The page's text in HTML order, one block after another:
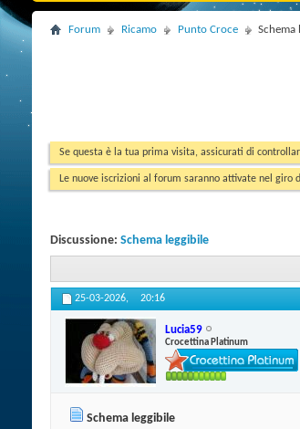
Forum Ricamo Punto Croce Schema
Se questa è la tua prima visita, assicurati di
Le nuove iscrizioni al forum saranno attivate nel giro
Discussione: Schema leggibile
25-03-2026, 20:16
Lucia59
Crocettina Platinum
Schema leggibile